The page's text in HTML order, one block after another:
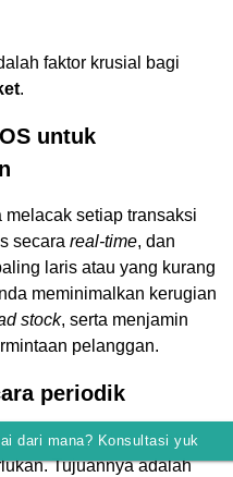
faktor krusial bagi
.
untuk
melacak setiap transaksi
secara real-time, dan
laris atau yang kurang
meminimalkan kerugian
stock, serta menjamin
pelanggan.
periodik
sistem digital, audit stok
Tujuannya adalah
dari mana? Konsultasi yuk